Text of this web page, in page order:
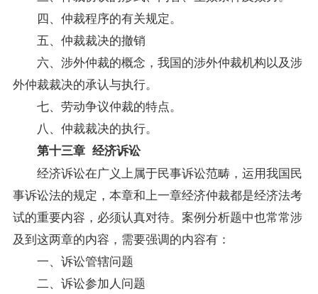
四、仲裁程序的有关规定。
五、仲裁裁决的撤销
六、涉外仲裁的概念，我国的涉外仲裁机构以及涉
外仲裁裁决的承认与执行。
七、劳动争议仲裁的特点。
八、仲裁裁决的执行。
第十三章 经济诉讼
经济诉讼在广义上属于民事诉讼范畴，运用我国民
事诉讼法的规定，本章和上一章经济仲裁都是经济法考
试的重要内容，必须认真对待。案例分析题中也常常涉
及到这两章的内容，需要强调的内容有：
一、诉讼管辖问题
二、诉讼参加人问题